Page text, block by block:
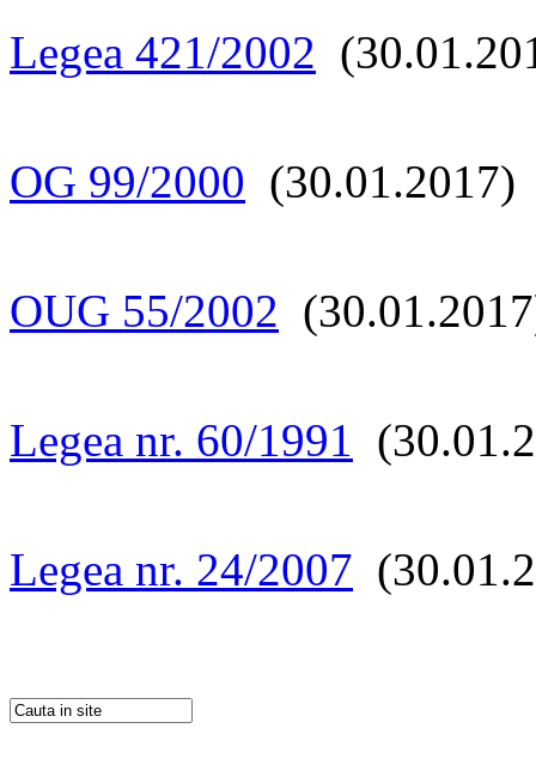
Legea 421/2002
OG 99/2000 (30.01.2017)
OUG 55/2002
Legea nr. 60/1991
Legea nr. 24/2007